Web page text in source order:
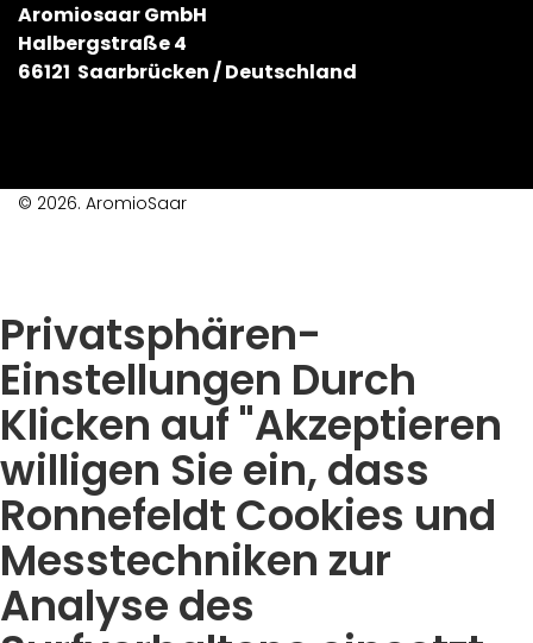
Aromiosaar GmbH
Halbergstraße 4
66121 Saarbrücken / Deutschland
© 2026. AromioSaar
Privatsphären-
Einstellungen Durch
Klicken auf "Akzeptieren
willigen Sie ein, dass
Ronnefeldt Cookies und
Messtechniken zur
Analyse des